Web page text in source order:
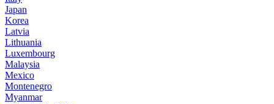
Japan
Korea
Latvia
Lithuania
Luxembourg
Malaysia
Mexico
Montenegro
Myanmar